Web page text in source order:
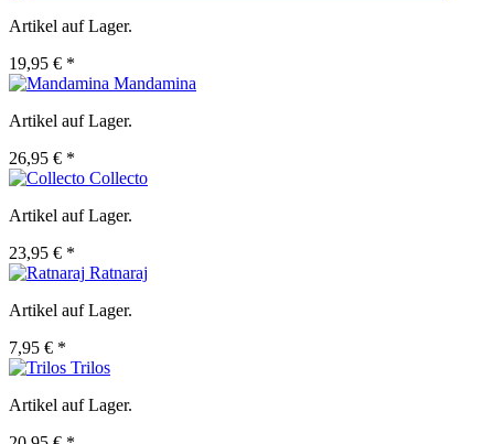
Artikel auf Lager.
19,95 € *
Mandamina
Artikel auf Lager.
26,95 € *
Collecto
Artikel auf Lager.
23,95 € *
Ratnaraj
Artikel auf Lager.
7,95 € *
Trilos
Artikel auf Lager.